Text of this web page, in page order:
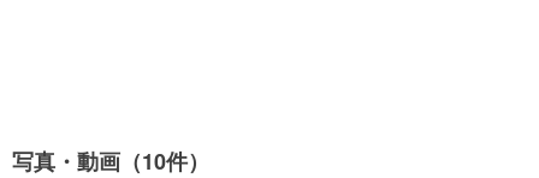
写真・動画（10件）